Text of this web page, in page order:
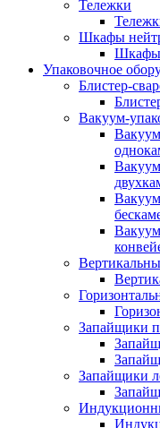
Тележки
Шкафы
Шкафы
Упаковочное
Блистер-
Вакуум-
Запайщики
Запайщики